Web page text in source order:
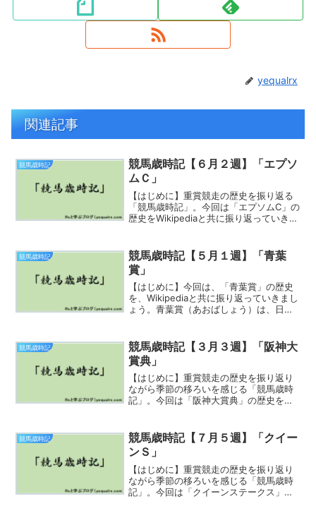
yequalrx
関連記事
競馬歳時記
競馬歳時記【６月２週】「エプソ
ムＣ」
【はじめに】重賞競走の歴史を振り返る
「競馬歳時記」。今回は「エプソムC」の
歴史をWikipediaと共に振り返っていきま
競馬の重賞競走（GIII）である。エプソ
ム...
競馬歳時記
競馬歳時記【５月１週】「青葉
賞」
【はじめに】今回は、「青葉賞」の歴史
を、Wikipediaと共に振り返っていきまし
ょう。青葉賞（あおばしょう）は、日本
競馬番組表での名称は「テレビ東京杯 青
葉賞」...
競馬歳時記
競馬歳時記【３月３週】「阪神大
賞典」
【はじめに】重賞競走の歴史を振り返り
ながら季節の移ろいを感じる「競馬歳時
記」。今回は「阪神大賞典」の歴史を
の馬による重賞競走として創設。創設当
初は阪神競馬...
競馬歳時記
競馬歳時記【７月５週】「クイー
ンＳ」
【はじめに】重賞競走の歴史を振り返り
ながら季節の移ろいを感じる「競馬歳時
記」。今回は「クイーンステークス」の